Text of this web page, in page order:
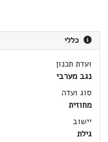
כללי
ועדת תכנון
נגב מערבי
סוג ועדה
מחוזית
יישוב
גילת